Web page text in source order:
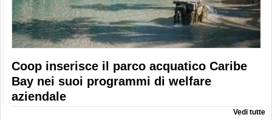
Coop inserisce il parco acquatico Caribe
Bay nei suoi programmi di welfare
aziendale
Vedi tutte